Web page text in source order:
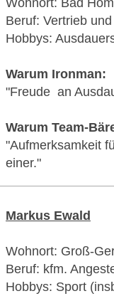
Wohnort: Bad
Beruf: Vertrieb
Hobbys:
Warum Ironman:
"Freude an
Warum Team-
"Aufmerksamkeit
einer."
Markus Ewald
Wohnort: Groß-
Beruf: kfm.
Hobbys: Sport